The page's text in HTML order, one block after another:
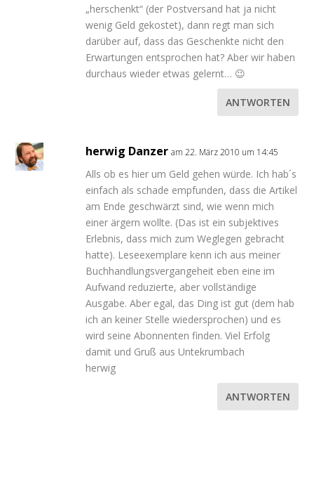
„herschenkt“ (der Postversand hat ja nicht
wenig Geld gekostet), dann regt man sich
darüber auf, dass das Geschenkte nicht den
Erwartungen entsprochen hat? Aber wir haben
durchaus wieder etwas gelernt… 😉
ANTWORTEN
herwig Danzer am 22. März 2010 um 14:45
Alls ob es hier um Geld gehen würde. Ich hab´s
einfach als schade empfunden, dass die Artikel
am Ende geschwärzt sind, wie wenn mich
einer ärgern wollte. (Das ist ein subjektives
Erlebnis, dass mich zum Weglegen gebracht
hatte). Leseexemplare kenn ich aus meiner
Buchhandlungsvergangeheit eben eine im
Aufwand reduzierte, aber vollständige
Ausgabe. Aber egal, das Ding ist gut (dem hab
ich an keiner Stelle wiedersprochen) und es
wird seine Abonnenten finden. Viel Erfolg
damit und Gruß aus Untekrumbach
herwig
ANTWORTEN